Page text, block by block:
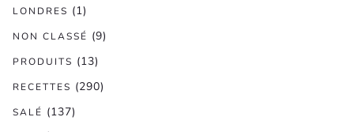
LONDRES (1)
NON CLASSÉ (9)
PRODUITS (13)
RECETTES (290)
SALÉ (137)